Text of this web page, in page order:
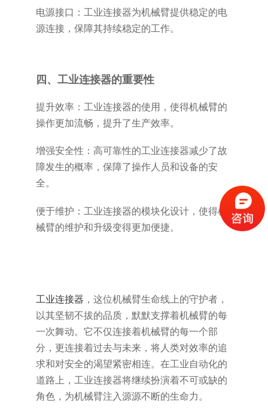
电源接口：工业连接器为机械臂提供稳定的电
源连接，保障其持续稳定的工作。
四、工业连接器的重要性
提升效率：工业连接器的使用，使得机械臂的
操作更加流畅，提升了生产效率。
增强安全性：高可靠性的工业连接器减少了故
障发生的概率，保障了操作人员和设备的安
全。
便于维护：工业连接器的模块化设计，使得机
械臂的维护和升级变得更加便捷。
工业连接器 ，这位机械臂生命线上的守护者，
以其坚韧不拔的品质，默默支撑着机械臂的每
一次舞动。它不仅连接着机械臂的每一个部
分，更连接着过去与未来，将人类对效率的追
求和对安全的渴望紧密相连。在工业自动化的
道路上，工业连接器将继续扮演着不可或缺的
角色，为机械臂注入源源不断的生命力。